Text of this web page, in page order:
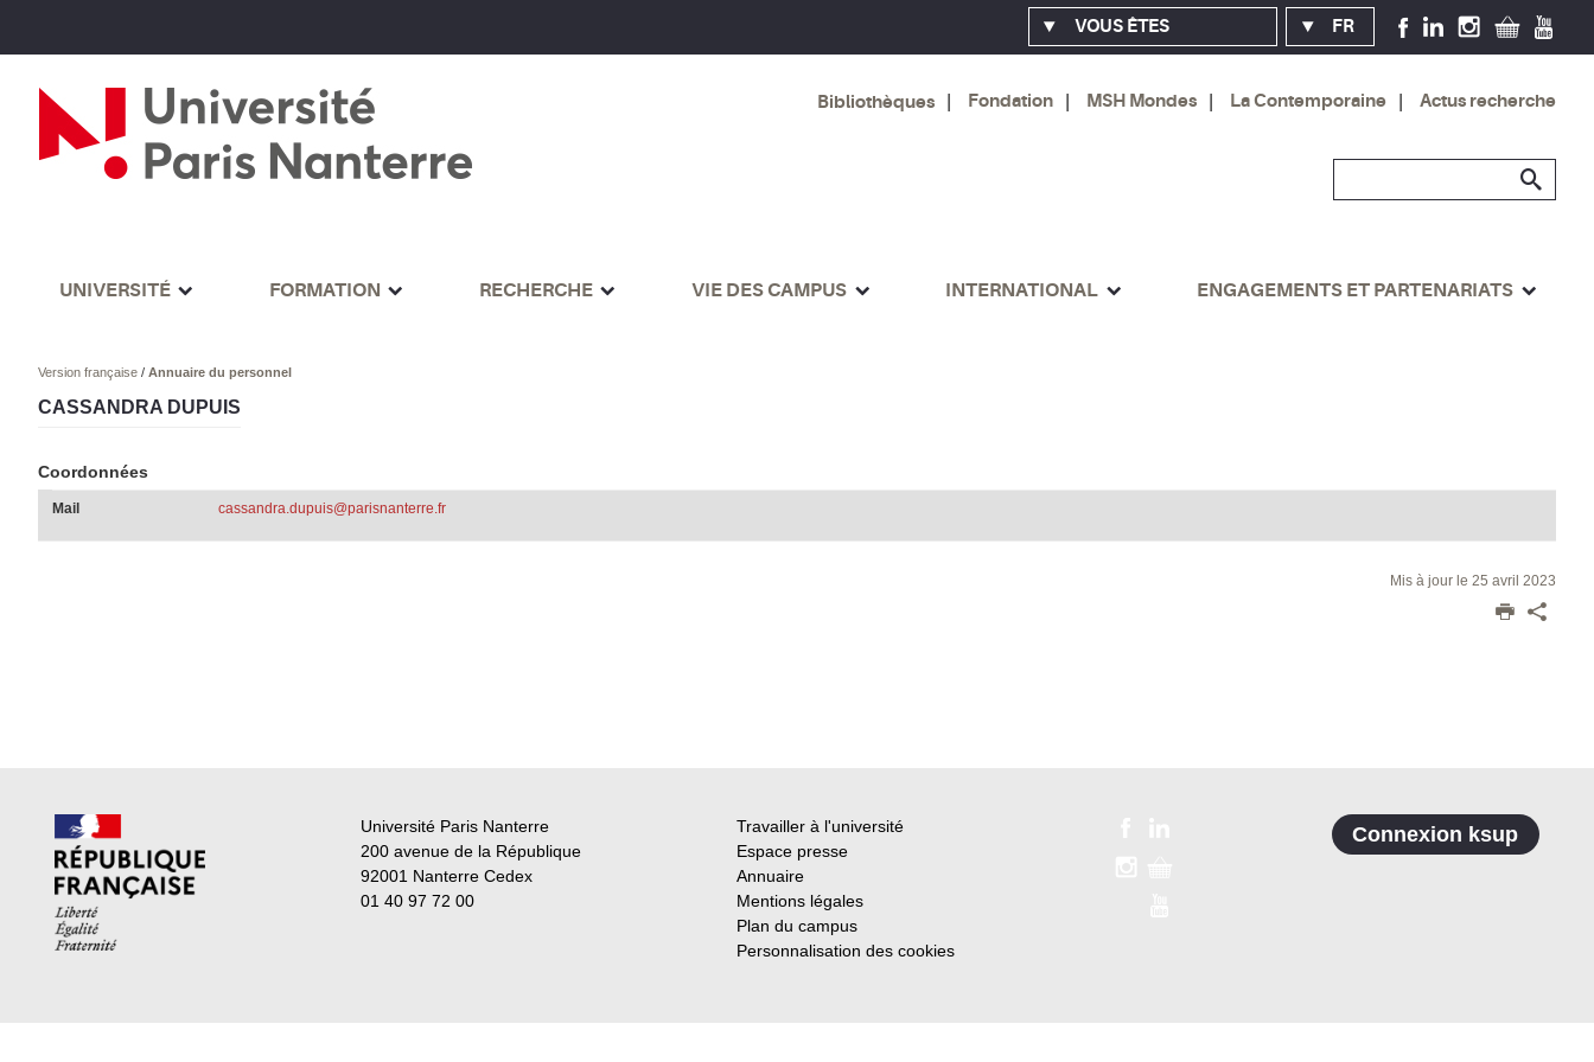
VOUS ÊTES FR
Bibliothèques Fondation MSH Mondes La Contemporaine Actus recherche
UNIVERSITÉ FORMATION RECHERCHE VIE DES CAMPUS INTERNATIONAL ENGAGEMENTS ET PARTENARIATS
Version française/ Annuaire du personnel
CASSANDRA DUPUIS
Coordonnées
Mail cassandra.dupuis@parisnanterre.fr
Mis à jour le 25 avril 2023
Université Paris Nanterre
200 avenue de la République
92001 Nanterre Cedex
01 40 97 72 00
Travailler à l'université
Espace presse
Annuaire
Mentions légales
Plan du campus
Personnalisation des cookies
Connexion ksup